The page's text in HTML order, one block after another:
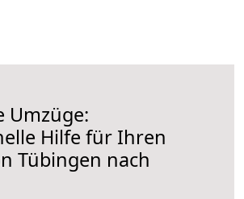
Umzüge:
Hilfe für Ihren
Tübingen nach